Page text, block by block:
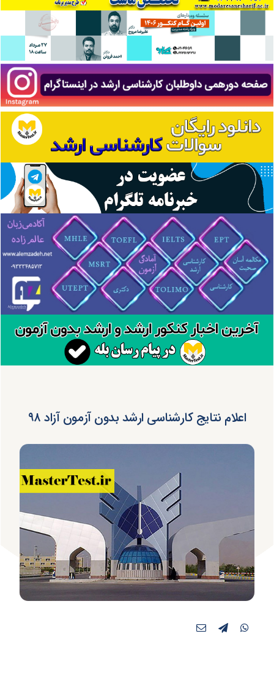
اعلام نتایج کارشناسی ارشد بدون آزمون آزاد ۹۸